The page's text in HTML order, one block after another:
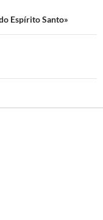
Espírito Santo»